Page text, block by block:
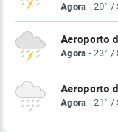
Agora - 20° /
Aeroporto
Agora - 23° /
Aeroporto
Agora - 21° /